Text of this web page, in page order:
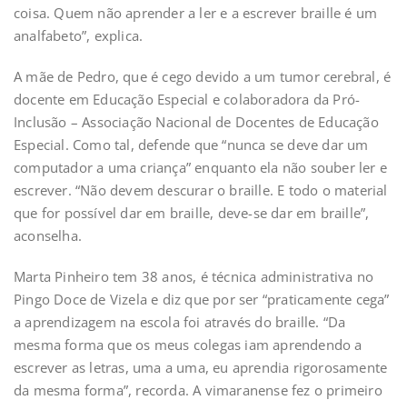
coisa. Quem não aprender a ler e a escrever braille é um
analfabeto”, explica.
A mãe de Pedro, que é cego devido a um tumor cerebral, é
docente em Educação Especial e colaboradora da Pró-
Inclusão – Associação Nacional de Docentes de Educação
Especial. Como tal, defende que “nunca se deve dar um
computador a uma criança” enquanto ela não souber ler e
escrever. “Não devem descurar o braille. E todo o material
que for possível dar em braille, deve-se dar em braille”,
aconselha.
Marta Pinheiro tem 38 anos, é técnica administrativa no
Pingo Doce de Vizela e diz que por ser “praticamente cega”
a aprendizagem na escola foi através do braille. “Da
mesma forma que os meus colegas iam aprendendo a
escrever as letras, uma a uma, eu aprendia rigorosamente
da mesma forma”, recorda. A vimaranense fez o primeiro